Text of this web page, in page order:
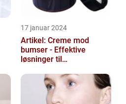
17 januar 2024
Artikel: Creme mod
bumser - Effektive
løsninger til